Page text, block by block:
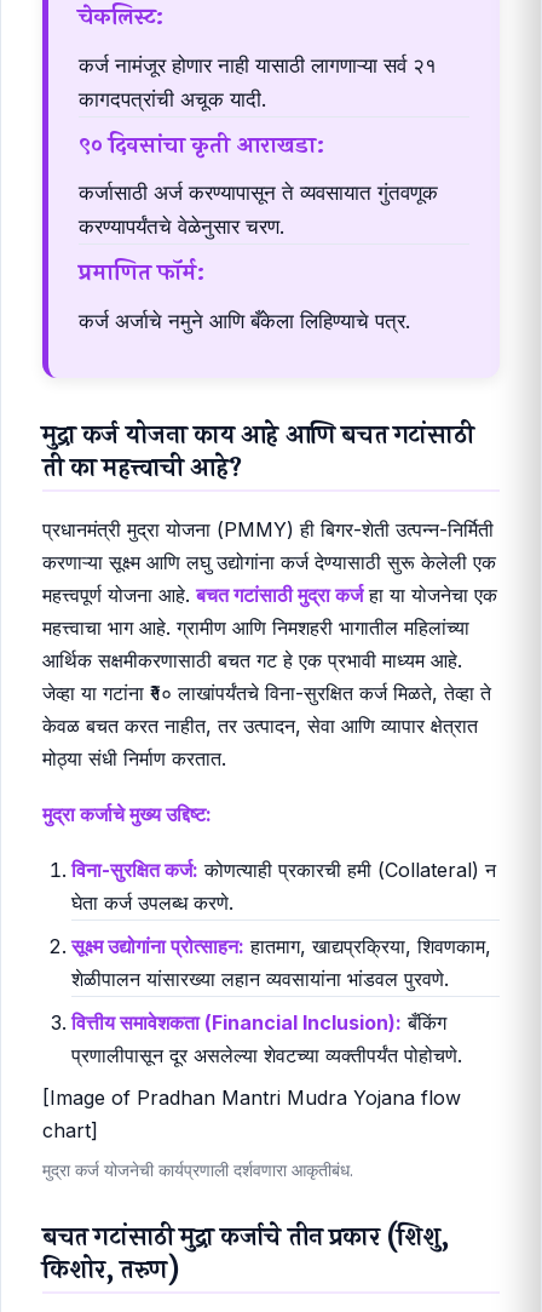
चेकलिस्ट:
कर्ज नामंजूर होणार नाही यासाठी लागणाऱ्या सर्व २१
कागदपत्रांची अचूक यादी.
९० दिवसांचा कृती आराखडा:
कर्जासाठी अर्ज करण्यापासून ते व्यवसायात गुंतवणूक
करण्यापर्यंतचे वेळेनुसार चरण.
प्रमाणित फॉर्म:
कर्ज अर्जाचे नमुने आणि बँकेला लिहिण्याचे पत्र.
मुद्रा कर्ज योजना काय आहे आणि बचत गटांसाठी
ती का महत्त्वाची आहे?
प्रधानमंत्री मुद्रा योजना (PMMY) ही बिगर-शेती उत्पन्न-निर्मिती
करणाऱ्या सूक्ष्म आणि लघु उद्योगांना कर्ज देण्यासाठी सुरू केलेली एक
महत्त्वपूर्ण योजना आहे.बचत गटांसाठी मुद्रा कर्जहा या योजनेचा एक
महत्त्वाचा भाग आहे. ग्रामीण आणि निमशहरी भागातील महिलांच्या
आर्थिक सक्षमीकरणासाठी बचत गट हे एक प्रभावी माध्यम आहे.
जेव्हा या गटांना ₹१० लाखांपर्यंतचे विना-सुरक्षित कर्ज मिळते, तेव्हा ते
केवळ बचत करत नाहीत, तर उत्पादन, सेवा आणि व्यापार क्षेत्रात
मोठ्या संधी निर्माण करतात.
मुद्रा कर्जाचे मुख्य उद्दिष्ट:
विना-सुरक्षित कर्ज: कोणत्याही प्रकारची हमी (Collateral) न
घेता कर्ज उपलब्ध करणे.
सूक्ष्म उद्योगांना प्रोत्साहन: हातमाग, खाद्यप्रक्रिया, शिवणकाम,
शेळीपालन यांसारख्या लहान व्यवसायांना भांडवल पुरवणे.
वित्तीय समावेशकता (Financial Inclusion): बँकिंग
प्रणालीपासून दूर असलेल्या शेवटच्या व्यक्तीपर्यंत पोहोचणे.
[Image of Pradhan Mantri Mudra Yojana flow
chart]
मुद्रा कर्ज योजनेची कार्यप्रणाली दर्शवणारा आकृतीबंध.
बचत गटांसाठी मुद्रा कर्जाचे तीन प्रकार (शिशु,
किशोर, तरुण)